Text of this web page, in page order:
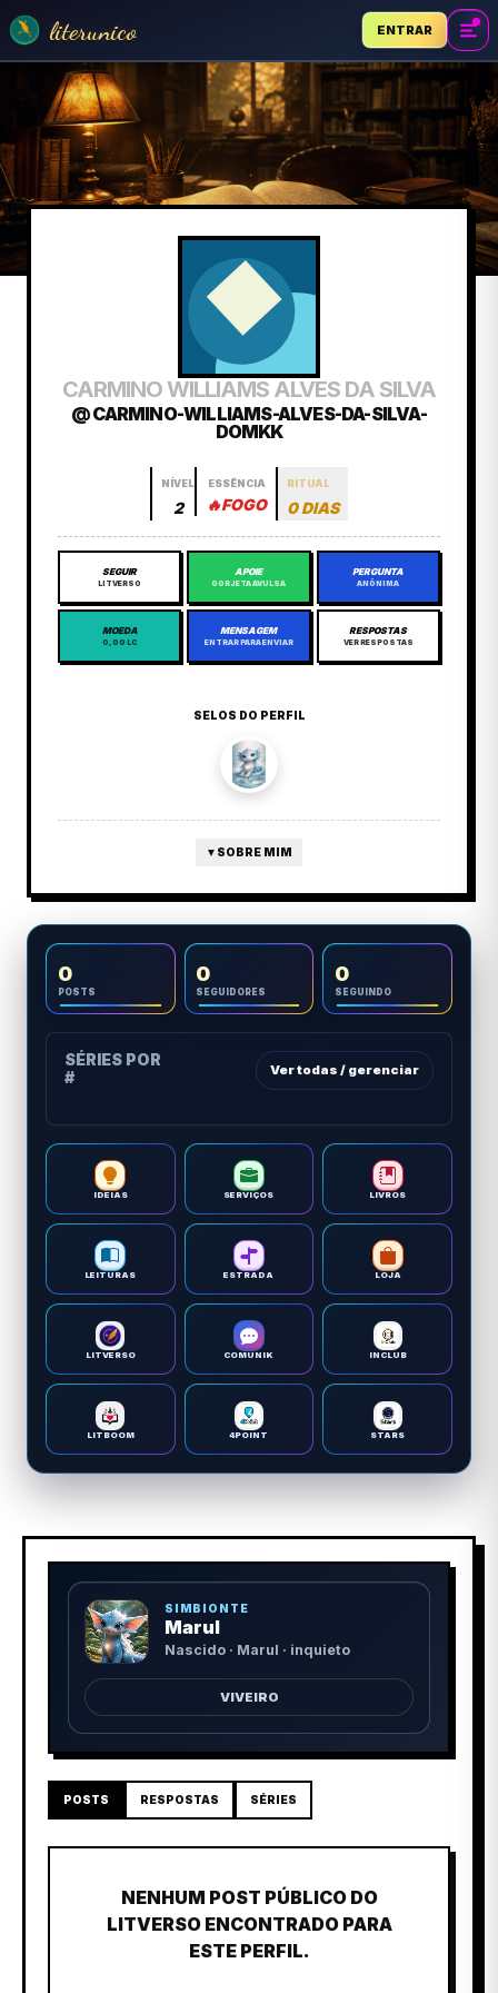
literunico ENTRAR
CARMINO WILLIAMS ALVES DA SILVA
@ CARMINO-WILLIAMS-ALVES-DA-SILVA-
DOMKK
NÍVEL
2
ESSÊNCIA
🔥FOGO
RITUAL
0 DIAS
SEGUIR
LITVERSO
APOIE
GORJETA AVULSA
PERGUNTA
ANÔNIMA
MOEDA
0,00 LC
MENSAGEM
ENTRAR PARA ENVIAR
RESPOSTAS
VER RESPOSTAS
SELOS DO PERFIL
▼ SOBRE MIM
0
POSTS
0
SEGUIDORES
0
SEGUINDO
SÉRIES POR
#
Ver todas / gerenciar
IDEIAS SERVIÇOS LIVROS
LEITURAS ESTRADA LOJA
LITVERSO COMUNIK INCLUB
LITBOOM 4POINT STARS
SIMBIONTE
Marul
Nascido · Marul · inquieto
VIVEIRO
POSTS RESPOSTAS SÉRIES
NENHUM POST PÚBLICO DO
LITVERSO ENCONTRADO PARA
ESTE PERFIL.